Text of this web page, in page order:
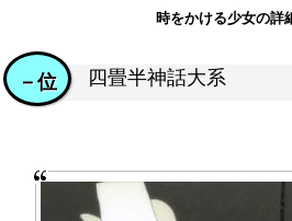
時をかける少女の詳
四畳半神話大系
－位